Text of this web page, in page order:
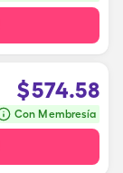
$574.58
Con Membresía